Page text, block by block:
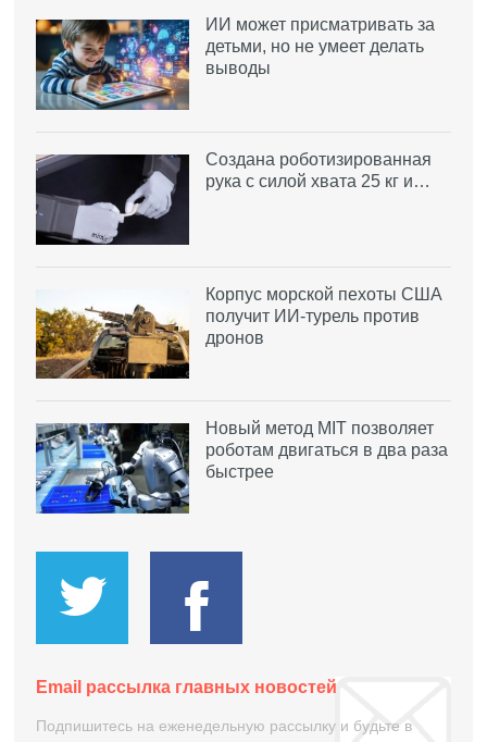
ИИ может присматривать за
детьми, но не умеет делать
выводы
Создана роботизированная
рука с силой хвата 25 кг и…
Корпус морской пехоты США
получит ИИ-турель против
дронов
Новый метод MIT позволяет
роботам двигаться в два раза
быстрее
Email рассылка главных новостей
Подпишитесь на еженедельную рассылку и будьте в